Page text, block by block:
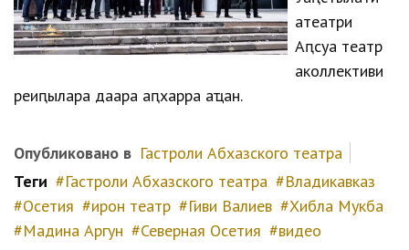
атеатри
Аԥсуа театр
аколлективи
реиԥылара даара аԥхарра аҵан.
Опубликовано в Гастроли Абхазского театра
Теги
Гастроли Абхазского театра
Владикавказ
Осетия
ирон театр Гиви Валиев
Хибла Мукба
Мадина Аргун
Северная Осетия
видео